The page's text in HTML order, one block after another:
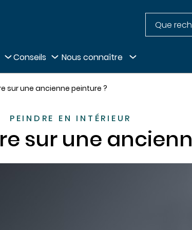
Conseils Nous connaître
sur une ancienne peinture ?
PEINDRE EN INTÉRIEUR
sur une